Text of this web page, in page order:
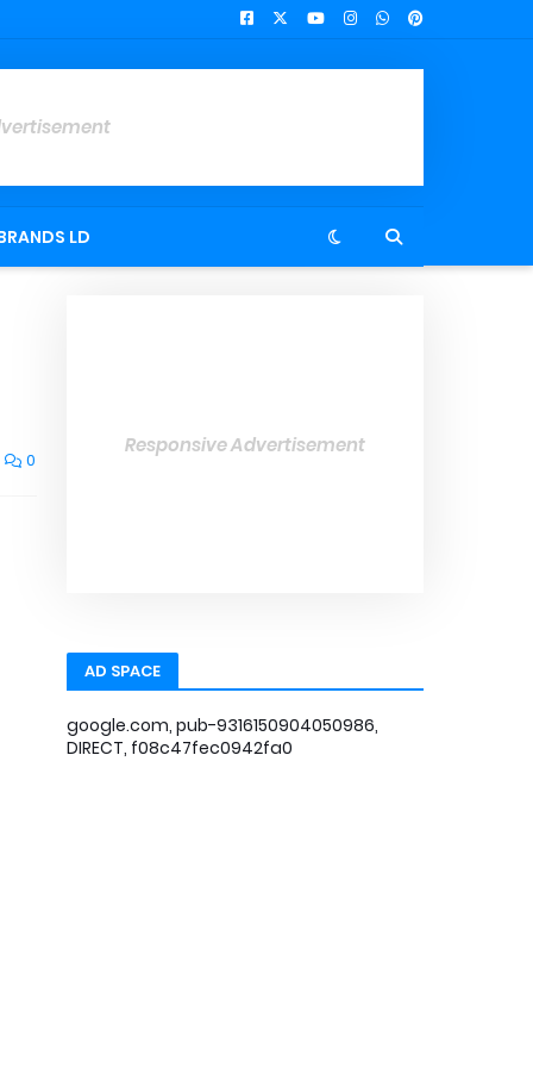
LD
0
Responsive Advertisement
AD SPACE
google.com, pub-9316150904050986,
DIRECT, f08c47fec0942fa0